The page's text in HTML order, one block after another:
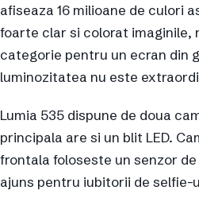
afiseaza 16 milioane de culori
foarte clar si colorat imaginile,
categorie pentru un ecran din
luminozitatea nu este
Lumia 535 dispune de doua
principala are si un blit LED.
frontala foloseste un senzor
ajuns pentru iubitorii de selfie-